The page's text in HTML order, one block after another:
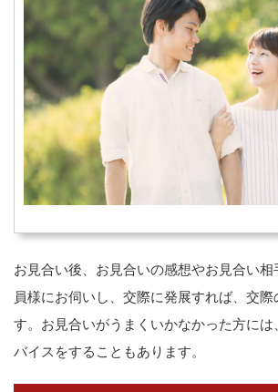
お見合い後、お見合いの感想やお見合い
員様にお伺いし、交際に発展すれば、交際
す。お見合いがうまくいかなかった方には
バイスをすることもあります。